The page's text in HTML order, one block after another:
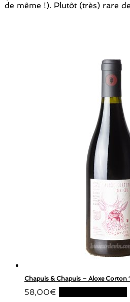
de même !). Plutôt (très) rare
Chapuis & Chapuis – Aloxe Corton
58,00€